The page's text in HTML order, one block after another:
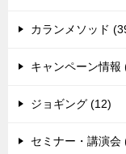
カランメソッド
キャンペーン情報
ジョギング (12)
セミナー・講演会